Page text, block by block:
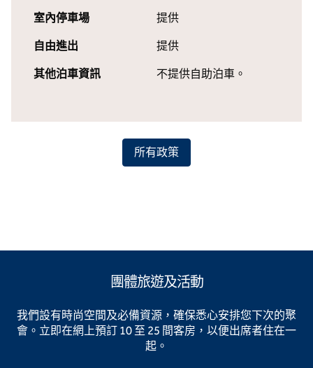
室內停車場 提供
自由進出 提供
其他泊車資訊 不提供自助泊車。
所有政策
團體旅遊及活動
我們設有時尚空間及必備資源，確保悉心安排您下次的聚
會。立即在網上預訂 10 至 25 間客房，以便出席者住在一
起。